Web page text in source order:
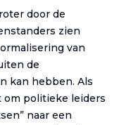
door de
zien
van
de
kan hebben. Als
om politieke leiders
naar een